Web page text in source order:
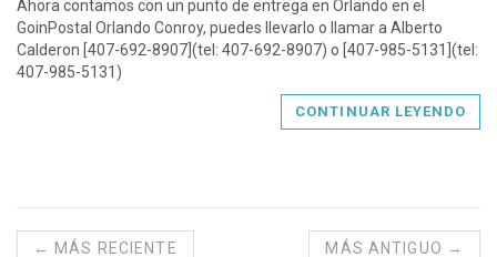
Ahora contamos con un punto de entrega en Orlando en el
GoinPostal Orlando Conroy, puedes llevarlo o llamar a Alberto
Calderon [407-692-8907](tel: 407-692-8907) o [407-985-5131](tel:
407-985-5131)
CONTINUAR LEYENDO
← MÁS RECIENTE MÁS ANTIGUO →